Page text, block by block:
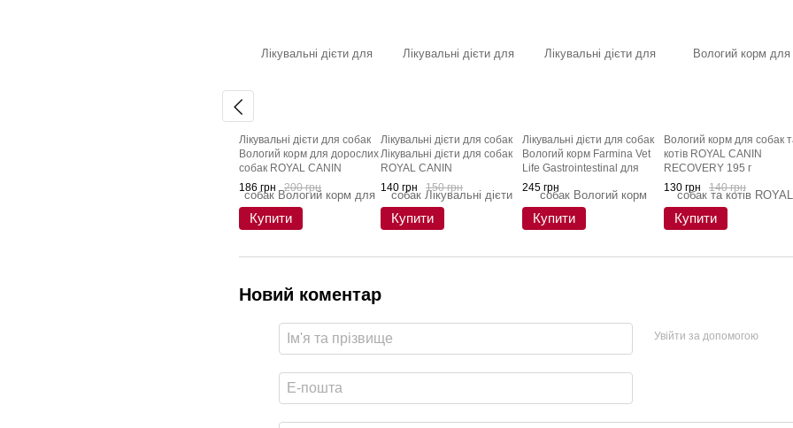
Лікувальні дієти для собак
Вологий корм для дорослих
собак ROYAL CANIN
HEPATIC DOG Cans 420 г
186 грн 200 грн
Купити
Лікувальні дієти для собак
Лікувальні дієти для собак
ROYAL CANIN
GASTROINTESTINAL
PUPPY (паштет) 195 г
140 грн 150 грн
Купити
Лікувальні дієти для собак
Вологий корм Farmina Vet
Life Gastrointestinal для
собак при захворюванні
ШКТ, 300 г
245 грн
Купити
Вологий корм для собак
котів ROYAL CANIN
RECOVERY 195 г
130 грн
140 грн
Купити
Новий коментар
Увійти за допомогою